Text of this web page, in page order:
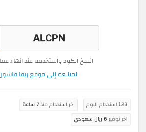
انسخ الكود واستخدمه عند انهاء
المتابعة إلى موقع ريفا
123 استخدام اليوم اخر استخدام منذ7 ساعة
اخر توفير 6 ريال سعودي